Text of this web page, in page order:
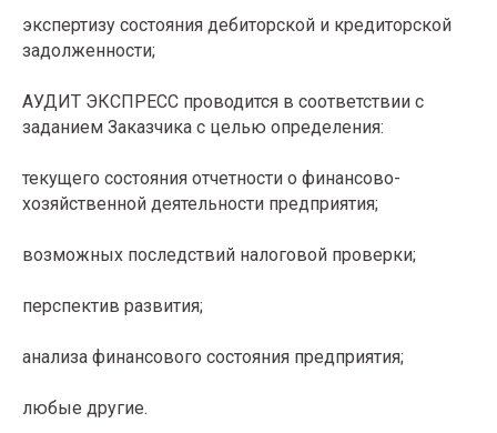
экспертизу состояния дебиторской и кредиторской
задолженности;
АУДИТ ЭКСПРЕСС проводится в соответствии с
заданием Заказчика с целью определения:
текущего состояния отчетности о финансово-
хозяйственной деятельности предприятия;
возможных последствий налоговой проверки;
перспектив развития;
анализа финансового состояния предприятия;
любые другие.